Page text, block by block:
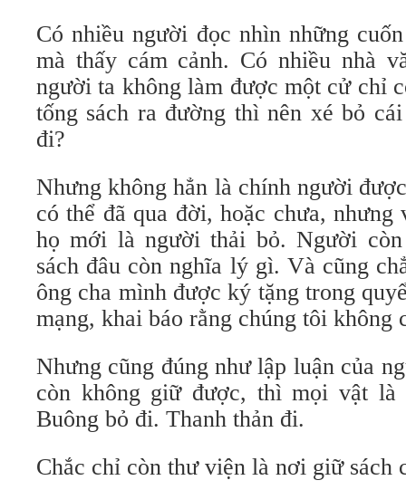
Có nhiều người đọc nhìn những
mà thấy cám cảnh. Có nhiều nhà
người ta không làm được một cử chỉ
tống sách ra đường thì nên xé bỏ
đi?
Nhưng không hẳn là chính người
có thể đã qua đời, hoặc chưa, nhưng
họ mới là người thải bỏ. Người
sách đâu còn nghĩa lý gì. Và cũng
ông cha mình được ký tặng trong
mạng, khai báo rằng chúng tôi không
Nhưng cũng đúng như lập luận của
còn không giữ được, thì mọi vật
Buông bỏ đi. Thanh thản đi.
Chắc chỉ còn thư viện là nơi giữ sách